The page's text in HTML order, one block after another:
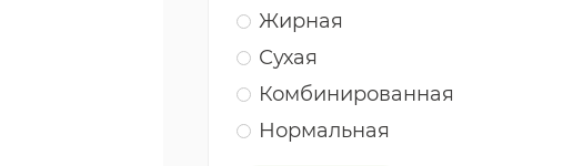
Жирная
Сухая
Комбинированная
Нормальная